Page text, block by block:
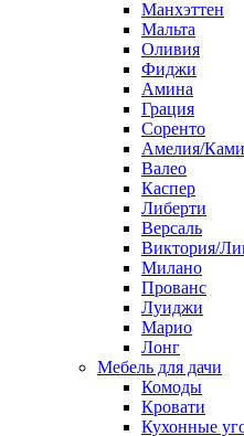
Манхэттен
Мальта
Оливия
Фиджи
Амина
Грация
Соренто
Амелия/
Валео
Каспер
Либерти
Версаль
Виктория/
Милано
Прованс
Луиджи
Марио
Лонг
Мебель для дачи
Комоды
Кровати
Кухонные